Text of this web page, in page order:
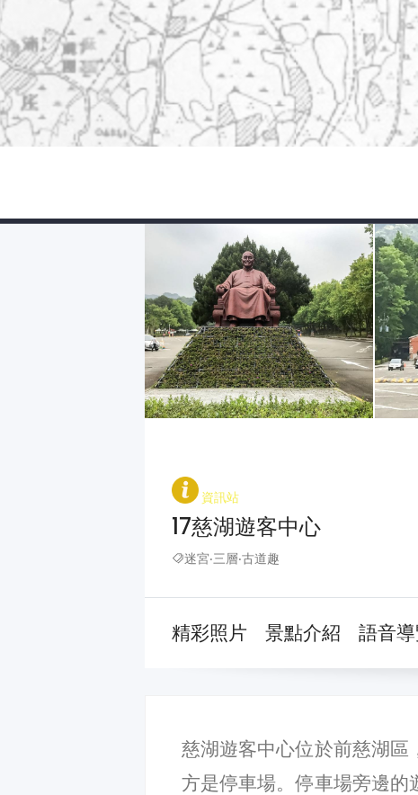
資訊站
17慈湖遊客中心
迷宮‧三層‧古道趣
精彩照片 景點介紹 語音
慈湖遊客中心位於前慈湖區
方是停車場。停車場旁邊的